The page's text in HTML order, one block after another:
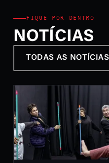
FIQUE POR DENTRO
NOTÍCIAS
TODAS AS NOTÍCIAS